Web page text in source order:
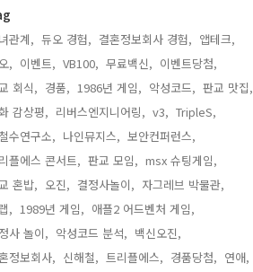
관계, 듀오 경험, 결혼정보회사 경험, 앱테크,
, 이벤트, VB100, 무료백신, 이벤트당첨,
회식, 경품, 1986년 게임, 악성코드, 판교 맛집,
감상평, 리버스엔지니어링, v3, TripleS,
수연구소, 나인뮤지스, 보안컨퍼런스,
플에스 콘서트, 판교 모임, msx 슈팅게임,
혼밥, 오진, 결정사놀이, 자그레브 박물관,
, 1989년 게임, 애플2 어드벤처 게임,
사 놀이, 악성코드 분석, 백신오진,
정보회사, 신해철, 트리플에스, 경품당첨, 연애,